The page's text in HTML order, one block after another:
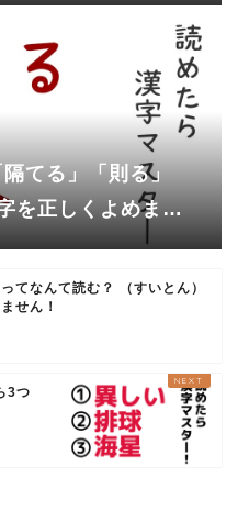
てる」「則る」
を正しくよめます
ってなんて読む？ （すいとん）
せん！
3つ